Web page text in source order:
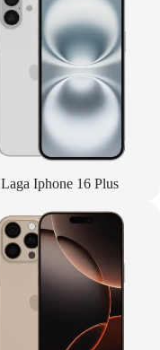
Laga Iphone 16 Plus